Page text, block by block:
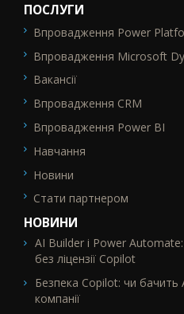
ПОСЛУГИ
SEO_FTR2
Впровадження Power
Впровадження Microsoft
Вакансії
Впровадження CRM
Впровадження Power BI
Навчання
Новини
Стати партнером
НОВИНИ
AI Builder і Power
без ліцензії Copilot
Безпека Copilot: чи бачить
компанії